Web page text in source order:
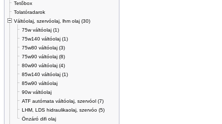
Tetőbox
Tolatóradarok
Váltóolaj, szervóolaj, lhm olaj (30)
75w váltóolaj (1)
75w140 váltóolaj (1)
75w80 váltóolaj (3)
75w90 váltóolaj (8)
80w90 váltóolaj (4)
85w140 váltóolaj (1)
85w90 váltóolaj
90w váltóolaj
ATF autómata váltóolaj, szervóol (7)
LHM, LDS hidraulikaolaj, szervóo (5)
Önzáró difi olaj